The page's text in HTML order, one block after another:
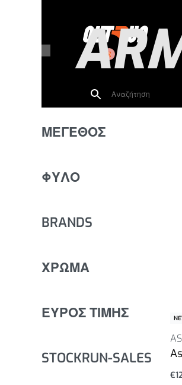
0
ΜΕΓΕΘΟΣ
ΦΥΛΟ
BRANDS
ΧΡΩΜΑ
ΕΥΡΟΣ ΤΙΜΗΣ
STOCKRUN-SALES
€